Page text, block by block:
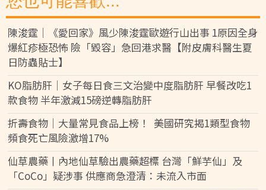
陳浚霆｜《愛回家》風少陳浚霆歐遊行山出事 1原因全身
爆紅疹極恐怖 險「毀容」急回港求醫【附皮膚科醫生夏
日防蟲貼士】
KO脂肪肝｜女子每日食三文治變中度脂肪肝 早餐改吃1
款食物 半年激減15磅逆轉脂肪肝
折壽食物｜大量常見食品上榜！ 美國研究揭1類型食物
頻食死亡風險激增17%
仙草農藥丨內地仙草驗出農藥超標 台灣「鮮芋仙」及
「CoCo」疑涉事 供應商急澄清：未流入市面